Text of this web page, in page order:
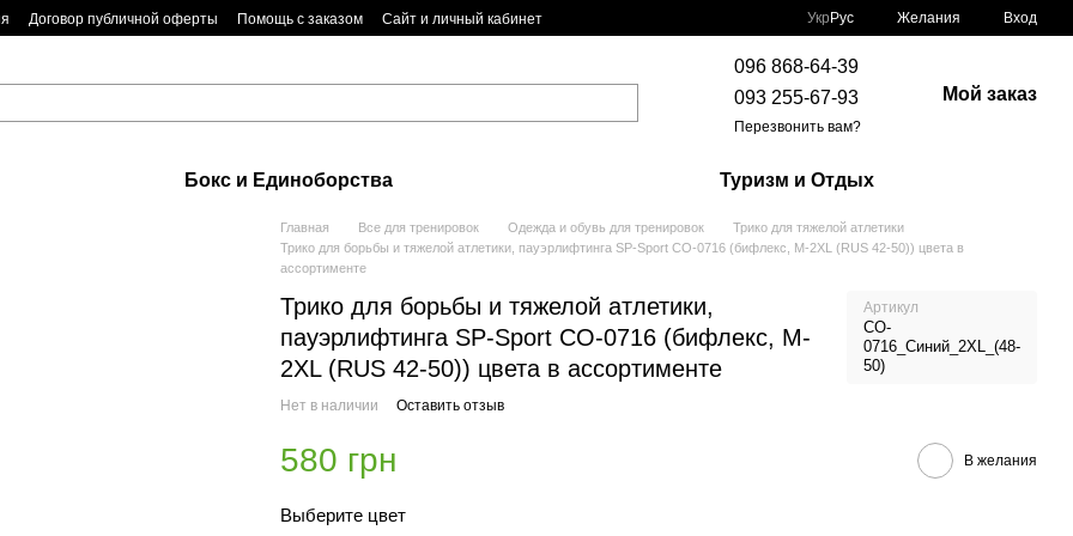
Договор публичной оферты Помощь с заказом Сайт и личный кабинет Укр Рус Желания Вход
096 868-64-39
093 255-67-93
Перезвонить вам?
Мой заказ
Бокс и Единоборства Туризм и Отдых
Главная Все для тренировок Одежда и обувь для тренировок
Трико для тяжелой атлетики
Трико для борьбы и тяжелой атлетики, пауэрлифтинга SP-Sport CO-0716 (бифлекс, M-2XL (RUS 42-50)) цвета в
ассортименте
Трико для борьбы и тяжелой атлетики,
пауэрлифтинга SP-Sport CO-0716 (бифлекс, M-
2XL (RUS 42-50)) цвета в ассортименте
Артикул
CO-
0716_Синий_2XL_(48-
50)
Нет в наличии Оставить отзыв
580 грн В желания
Выберите цвет